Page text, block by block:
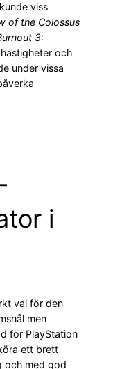
viss
of the Colossus
3:
och
under vissa
i
val för den
men
för PlayStation
ett brett
och med god